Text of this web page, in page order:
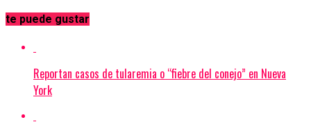
te puede gustar
Reportan casos de tularemia o “fiebre del conejo” en Nueva
York